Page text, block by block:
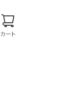
カート